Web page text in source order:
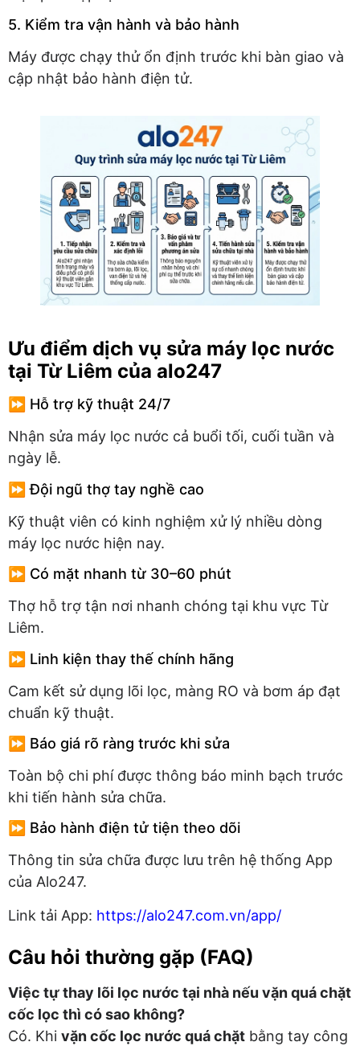
5. Kiểm tra vận hành và bảo hành
Máy được chạy thử ổn định trước khi bàn giao và
cập nhật bảo hành điện tử.
Ưu điểm dịch vụ sửa máy lọc nước
tại Từ Liêm của alo247
⏩ Hỗ trợ kỹ thuật 24/7
Nhận sửa máy lọc nước cả buổi tối, cuối tuần và
ngày lễ.
⏩ Đội ngũ thợ tay nghề cao
Kỹ thuật viên có kinh nghiệm xử lý nhiều dòng
máy lọc nước hiện nay.
⏩ Có mặt nhanh từ 30–60 phút
Thợ hỗ trợ tận nơi nhanh chóng tại khu vực Từ
Liêm.
⏩ Linh kiện thay thế chính hãng
Cam kết sử dụng lõi lọc, màng RO và bơm áp đạt
chuẩn kỹ thuật.
⏩ Báo giá rõ ràng trước khi sửa
Toàn bộ chi phí được thông báo minh bạch trước
khi tiến hành sửa chữa.
⏩ Bảo hành điện tử tiện theo dõi
Thông tin sửa chữa được lưu trên hệ thống App
của Alo247.
Link tải App: https://alo247.com.vn/app/
Câu hỏi thường gặp (FAQ)
Việc tự thay lõi lọc nước tại nhà nếu vặn quá chặt
cốc lọc thì có sao không?
Có. Khi vặn cốc lọc nước quá chặt bằng tay công